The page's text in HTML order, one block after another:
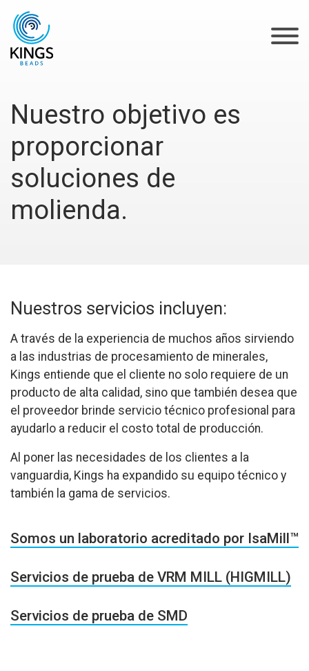
Nuestro objetivo es
proporcionar
soluciones de
molienda.
Nuestros servicios incluyen:
A través de la experiencia de muchos años sirviendo
a las industrias de procesamiento de minerales,
Kings entiende que el cliente no solo requiere de un
producto de alta calidad, sino que también desea que
el proveedor brinde servicio técnico profesional para
ayudarlo a reducir el costo total de producción.
Al poner las necesidades de los clientes a la
vanguardia, Kings ha expandido su equipo técnico y
también la gama de servicios.
Somos un laboratorio acreditado por IsaMill™
Servicios de prueba de VRM MILL (HIGMILL)
Servicios de prueba de SMD